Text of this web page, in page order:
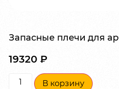
Запасные плечи для
19320 ₽
В корзину